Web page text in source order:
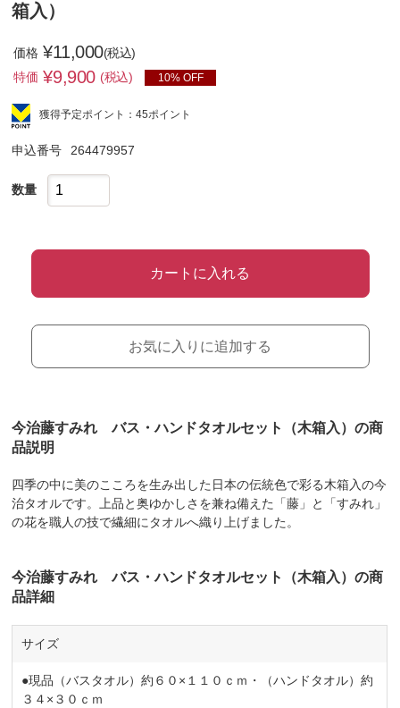
箱入）
価格 ¥11,000(税込)
特価 ¥9,900 (税込) 10% OFF
獲得予定ポイント：45ポイント
申込番号 264479957
数量
カートに入れる
お気に入りに追加する
今治藤すみれ バス・ハンドタオルセット（木箱入）の商
品説明
四季の中に美のこころを生み出した日本の伝統色で彩る木箱入の今
治タオルです。上品と奥ゆかしさを兼ね備えた「藤」と「すみれ」
の花を職人の技で繊細にタオルへ織り上げました。
今治藤すみれ バス・ハンドタオルセット（木箱入）の商
品詳細
サイズ
●現品（バスタオル）約６０×１１０ｃｍ・（ハンドタオル）約
３４×３０ｃｍ